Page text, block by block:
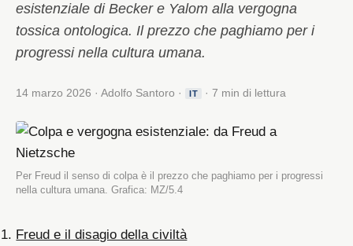
esistenziale di Becker e Yalom alla vergogna
tossica ontologica. Il prezzo che paghiamo per i
progressi nella cultura umana.
14 marzo 2026 · Adolfo Santoro · IT · 7 min di lettura
Per Freud il senso di colpa è il prezzo che paghiamo per i progressi
nella cultura umana. Grafica: MZ/5.4
Freud e il disagio della civiltà